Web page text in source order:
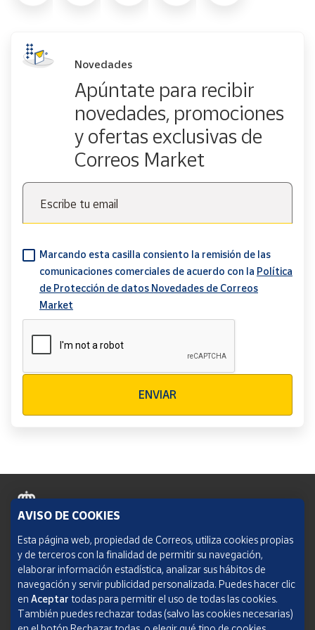
Novedades
Apúntate para recibir
novedades, promociones
y ofertas exclusivas de
Correos Market
Escribe tu email
Marcando esta casilla consiento la remisión de las
comunicaciones comerciales de acuerdo con la Política
de Protección de datos Novedades de Correos
Market
ENVIAR
Política de cookies
Aviso legal
Condiciones del servicio
Política de Privacidad Web
AVISO DE COOKIES
Esta página web, propiedad de Correos, utiliza cookies propias
y de terceros con la finalidad de permitir su navegación,
elaborar información estadística, analizar sus hábitos de
navegación y servir publicidad personalizada. Puedes hacer clic
en Aceptar todas para permitir el uso de todas las cookies.
También puedes rechazar todas (salvo las cookies necesarias)